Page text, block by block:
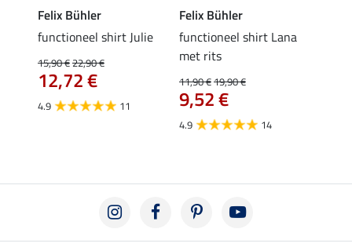
Felix Bühler
functioneel shirt Julie
15,90 €22,90 €
12,72 €
4.9 11
Felix Bühler
functioneel shirt Lana
met rits
11,90 €19,90 €
9,52 €
4.9 14